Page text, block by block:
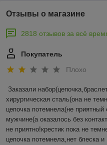
Отзывы о магазине
2818 отзывов за всё
Покупатель
Плохо
Заказали
хирургическая сталь(она не
цепочка потемнела(не
мужчине(а оказалось без
не приятно!крестик пока не
цепочка потемнела,нет блеска